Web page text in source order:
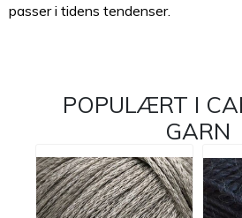
passer i tidens tendenser.
POPULÆRT I
GARN